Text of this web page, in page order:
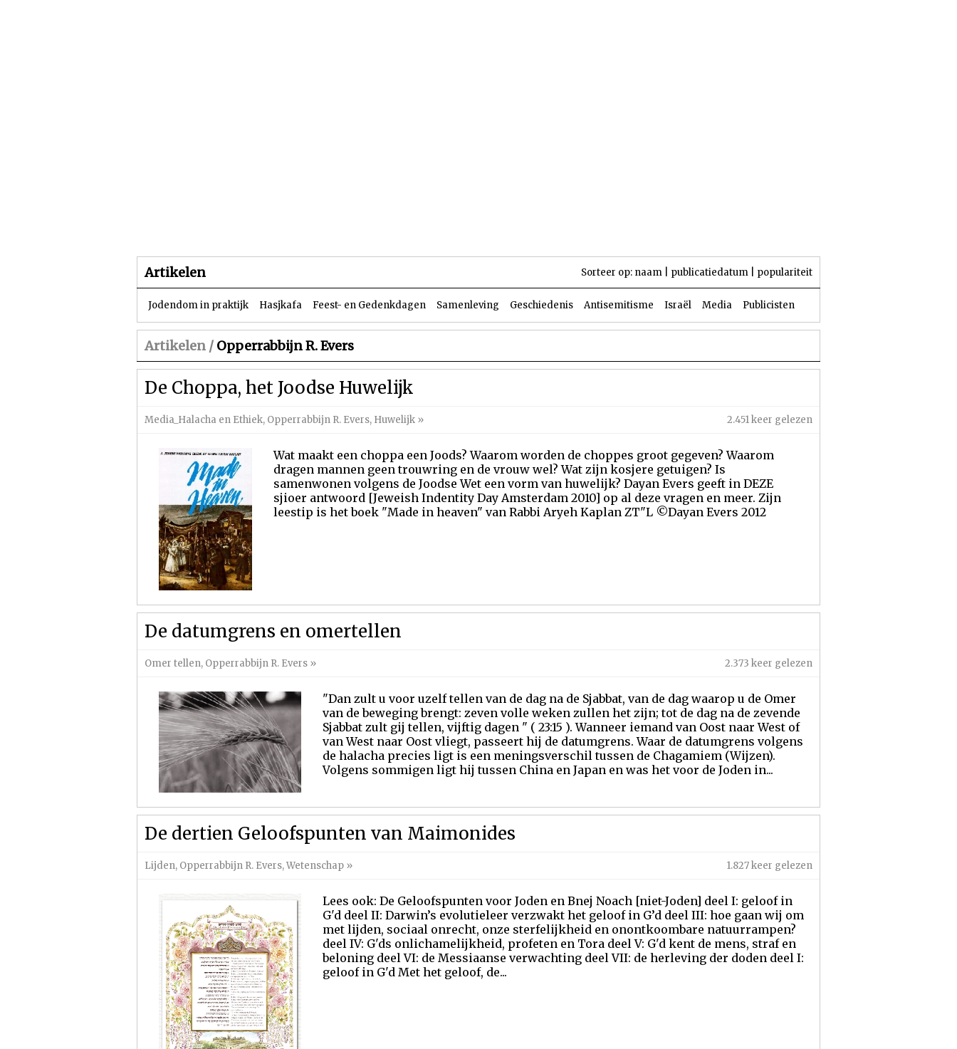
Artikelen Sorteer op: naam publicatiedatum populariteit
Jodendom in praktijk Hasjkafa Feest- en Gedenkdagen Samenleving Geschiedenis Antisemitisme Israël Media Publicisten
Artikelen / Opperrabbijn R. Evers
De Choppa, het Joodse Huwelijk
Media_Halacha en Ethiek, Opperrabbijn R. Evers, Huwelijk » 2.451 keer gelezen
Wat maakt een choppa een Joods? Waarom worden de choppes groot gegeven? Waarom
dragen mannen geen trouwring en de vrouw wel? Wat zijn kosjere getuigen? Is
samenwonen volgens de Joodse Wet een vorm van huwelijk? Dayan Evers geeft in DEZE
sjioer antwoord [Jeweish Indentity Day Amsterdam 2010] op al deze vragen en meer. Zijn
leestip is het boek "Made in heaven" van Rabbi Aryeh Kaplan ZT"L ©Dayan Evers 2012
De datumgrens en omertellen
Omer tellen, Opperrabbijn R. Evers » 2.373 keer gelezen
"Dan zult u voor uzelf tellen van de dag na de Sjabbat, van de dag waarop u de Omer
van de beweging brengt: zeven volle weken zullen het zijn; tot de dag na de zevende
Sjabbat zult gij tellen, vijftig dagen " ( 23:15 ). Wanneer iemand van Oost naar West of
van West naar Oost vliegt, passeert hij de datumgrens. Waar de datumgrens volgens
de halacha precies ligt is een meningsverschil tussen de Chagamiem (Wijzen).
Volgens sommigen ligt hij tussen China en Japan en was het voor de Joden in...
De dertien Geloofspunten van Maimonides
Lijden, Opperrabbijn R. Evers,Wetenschap » 1.827 keer gelezen
Lees ook: De Geloofspunten voor Joden en Bnej Noach [niet-Joden] deel I: geloof in
G'd deel II: Darwin’s evolutieleer verzwakt het geloof in G’d deel III: hoe gaan wij om
met lijden, sociaal onrecht, onze sterfelijkheid en onontkoombare natuurrampen?
deel IV: G'ds onlichamelijkheid, profeten en Tora deel V: G'd kent de mens, straf en
beloning deel VI: de Messiaanse verwachting deel VII: de herleving der doden deel I:
geloof in G'd Met het geloof, de...